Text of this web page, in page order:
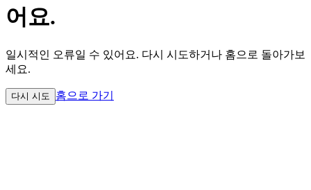
어요.
일시적인 오류일 수 있어요. 다시 시도하거나 홈으로 돌아가보
세요.
다시 시도 홈으로 가기